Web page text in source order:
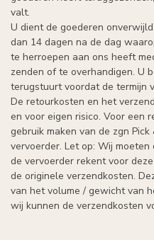
valt.
U dient de goederen
dan 14 dagen na de dag
te herroepen aan ons heeft
zenden of te overhandigen. U
terugstuurt voordat de termijn
De retourkosten en het
en voor eigen risico. Voor een
gebruik maken van de zgn
vervoerder. Let op: Wij
de vervoerder rekent voor
de originele verzendkosten.
van het volume / gewicht van
wij kunnen de verzendkosten